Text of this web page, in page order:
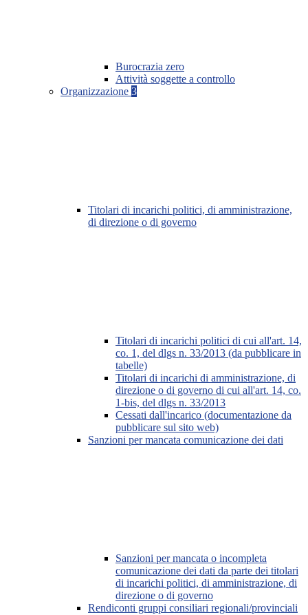
Burocrazia zero
Attività soggette a controllo
Organizzazione 3
Titolari di incarichi politici, di amministrazione,
di direzione o di governo
Titolari di incarichi politici di cui all'art. 14,
co. 1, del dlgs n. 33/2013 (da pubblicare in
tabelle)
Titolari di incarichi di amministrazione, di
direzione o di governo di cui all'art. 14, co.
1-bis, del dlgs n. 33/2013
Cessati dall'incarico (documentazione da
pubblicare sul sito web)
Sanzioni per mancata comunicazione dei dati
Sanzioni per mancata o incompleta
comunicazione dei dati da parte dei titolari
di incarichi politici, di amministrazione, di
direzione o di governo
Rendiconti gruppi consiliari regionali/provinciali